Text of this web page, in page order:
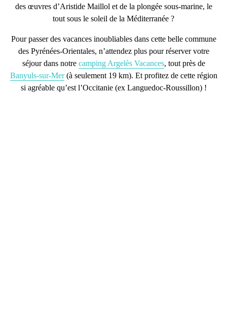
des œuvres d’Aristide Maillol et de la plongée sous-marine, le
tout sous le soleil de la Méditerranée ?
Pour passer des vacances inoubliables dans cette belle commune
des Pyrénées-Orientales, n’attendez plus pour réserver votre
séjour dans notre camping Argelès Vacances, tout près de
Banyuls-sur-Mer(à seulement 19 km). Et profitez de cette région
si agréable qu’est l’Occitanie (ex Languedoc-Roussillon) !